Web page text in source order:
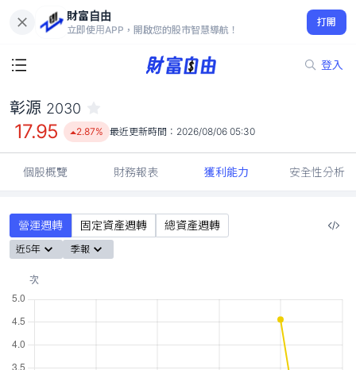
財富自由
立即使用APP，開啟您的股市智慧導航！
打開
登入
17.95
2.87%
彰源 2030
17.95 2.87% 最近更新時間： 2026/08/06 05:30
個股概覽 財務報表 獲利能力 安全性分析
營運週轉 固定資產週轉 總資產週轉
近5年 季報